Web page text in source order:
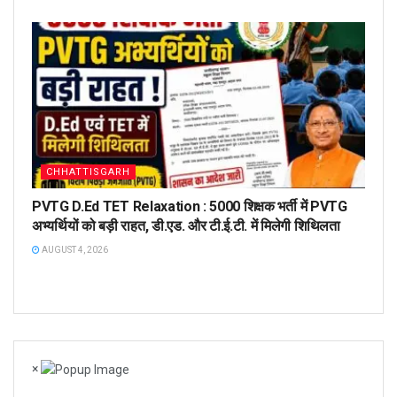
CHHATTISGARH
PVTG D.Ed TET Relaxation : 5000 शिक्षक भर्ती में PVTG
अभ्यर्थियों को बड़ी राहत, डी.एड. और टी.ई.टी. में मिलेगी शिथिलता
AUGUST 4, 2026
×